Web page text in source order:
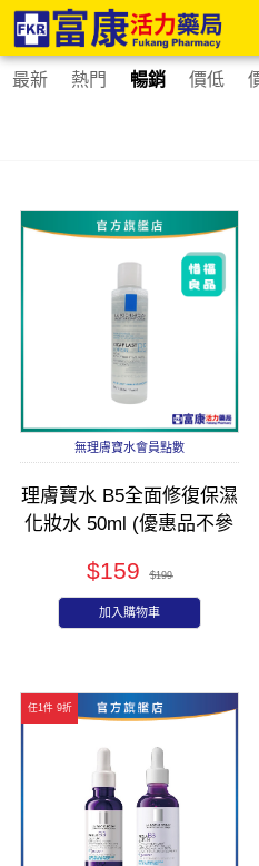
臉部保養 | 富康活力藥局購物商城
最新 熱門 暢銷 價低
無理膚寶水會員點數
理膚寶水 B5全面修復保濕
化妝水 50ml (優惠品不參
$159 $199
加入購物車
任1件 9折